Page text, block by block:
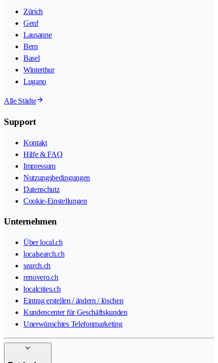
Zürich
Genf
Lausanne
Bern
Basel
Winterthur
Lugano
Alle Städte
Support
Kontakt
Hilfe & FAQ
Impressum
Nutzungsbedingungen
Datenschutz
Cookie-Einstellungen
Unternehmen
Über local.ch
localsearch.ch
search.ch
renovero.ch
localcities.ch
Eintrag erstellen / ändern / löschen
Kundencenter für Geschäftskunden
Unerwünschtes Telefonmarketing